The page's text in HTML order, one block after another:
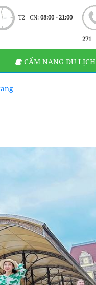
271
T2 - CN: 08:00 - 21:00
CẨM NANG DU LỊCH